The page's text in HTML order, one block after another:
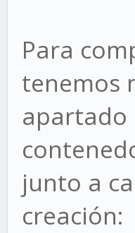
Para
tenemos
apartado
junto a
creación: